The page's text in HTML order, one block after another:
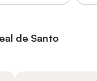
de Santo